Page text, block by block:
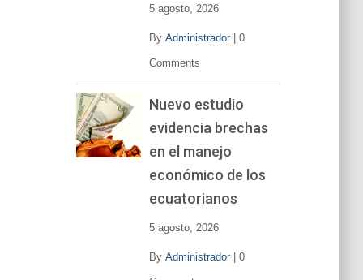
5 agosto, 2026
By Administrador| 0
Comments
Nuevo estudio
evidencia brechas
en el manejo
económico de los
ecuatorianos
5 agosto, 2026
By Administrador| 0